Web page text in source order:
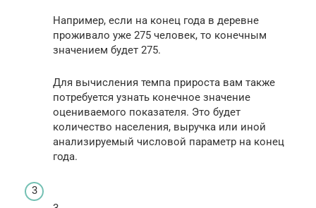
Например, если на конец года в деревне
проживало уже 275 человек, то конечным
значением будет 275.
Для вычисления темпа прироста вам также
потребуется узнать конечное значение
оцениваемого показателя. Это будет
количество населения, выручка или иной
анализируемый числовой параметр на конец
года.